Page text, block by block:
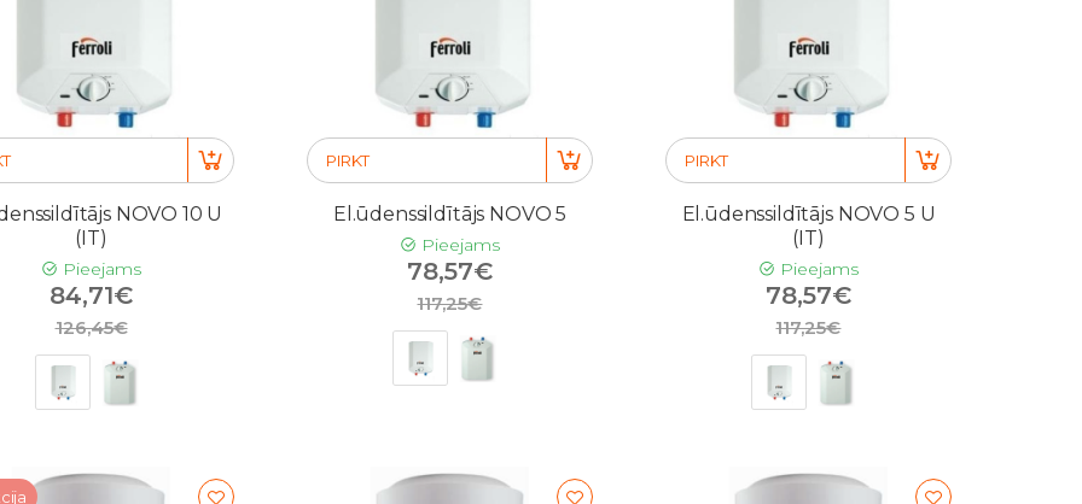
NOVO 10 U
(IT)
Pieejams
84,71€
126,45€
PIRKT
El.ūdenssildītājs NOVO 5
Pieejams
78,57€
117,25€
PIRKT
El.ūdenssildītājs NOVO 5 U
(IT)
Pieejams
78,57€
117,25€